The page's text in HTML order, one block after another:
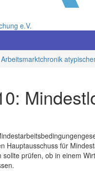
e.V.
Arbeitsmarktchronik
Hauptausschuss für
sollte prüfen, ob in einem